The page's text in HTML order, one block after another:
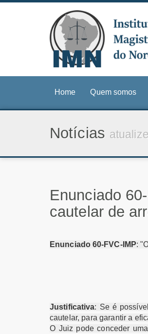
Home Quem somos
Notícias
Enunciado
cautelar de
Enunciado 60-FVC-IMP:
Justificativa: Se é
cautelar, para garantir a
O Juiz pode conceder